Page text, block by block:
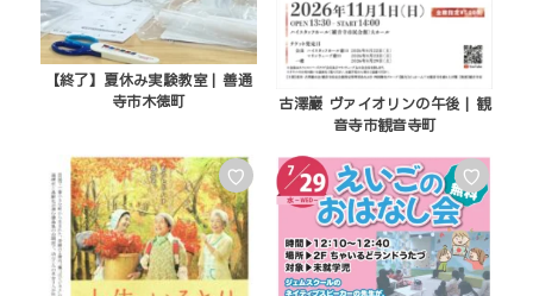
【終了】夏休み実験教室 | 善通
寺市木徳町
古澤巖 ヴァイオリンの午後 | 観
音寺市観音寺町
♡ ♡